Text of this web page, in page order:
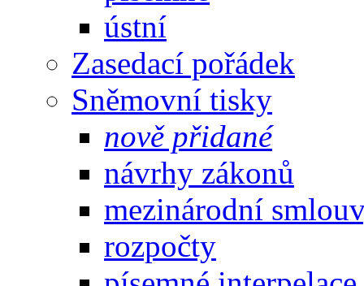
ústní
Zasedací pořádek
Sněmovní tisky
nově přidané
návrhy zákonů
mezinárodní
rozpočty